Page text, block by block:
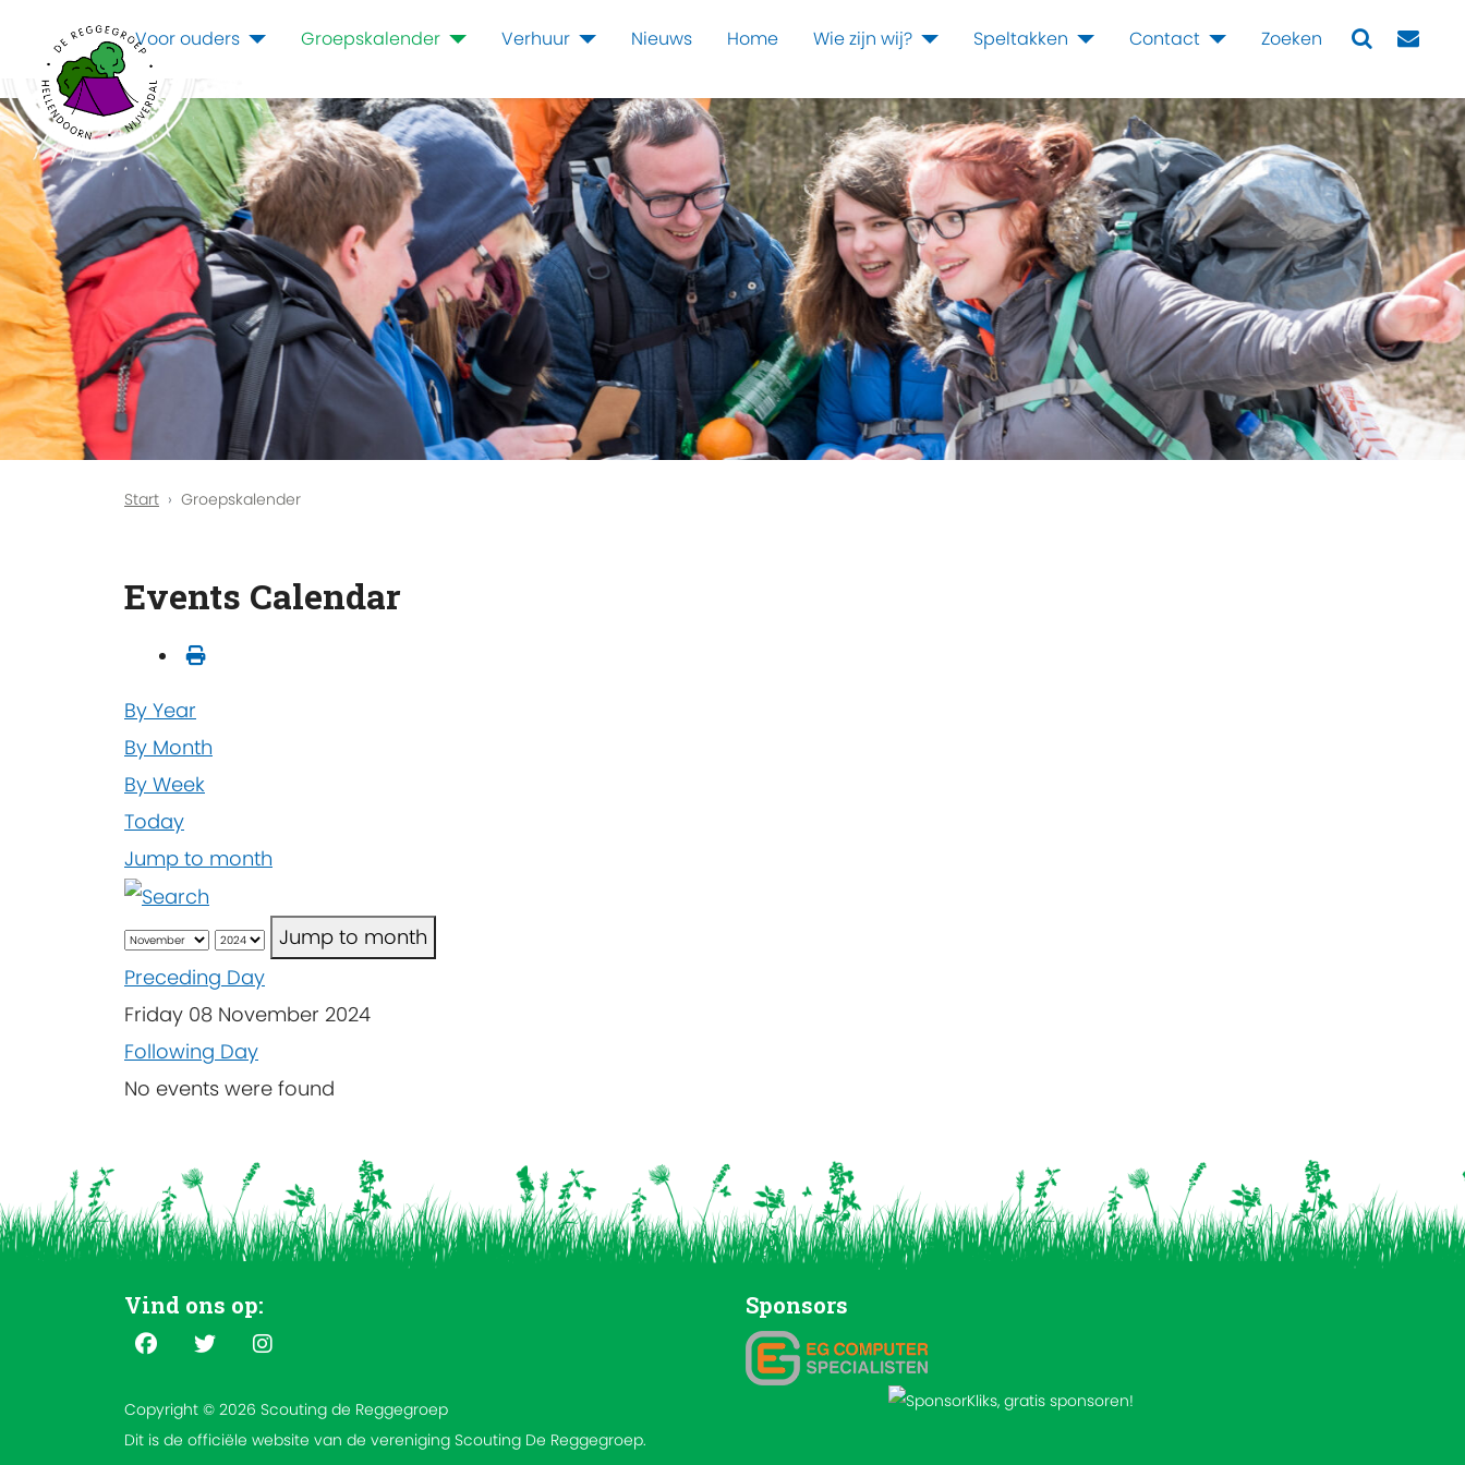
Voor ouders Groepskalender Verhuur Nieuws Home Wie zijn wij? Speltakken Contact Zoeken
Start Groepskalender
Events Calendar
By Year
By Month
By Week
Today
Jump to month
Jump to month
Preceding Day
Friday 08 November 2024
Following Day
No events were found
Vind ons op:
Copyright © 2026 Scouting de Reggegroep
Dit is de officiële website van de vereniging Scouting De Reggegroep.
Sponsors